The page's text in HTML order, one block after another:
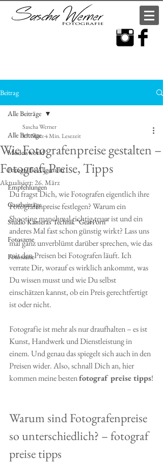
Beitrag
Alle Beiträge
Modelsworld
Fotografie Allgemein
Empfehlungen
Gastbeiträge
Studio Kameras Technik "GearPorn"
Fotoszene
Fotoszene
Alle Beiträge
Wie Fotografenpreise gestalten –
Fotograf, Preise, Tipps
Sascha Werner
17. März4 Min. Lesezeit
Aktualisiert:26. März
Du fragst Dich, wie Fotografen eigentlich ihre
Fotografenpreise festlegen? Warum ein
Shooting manchmal richtig teuer ist und ein
anderes Mal fast schon günstig wirkt? Lass uns
mal ganz unverblümt darüber sprechen, wie das
mit den Preisen bei Fotografen läuft. Ich
verrate Dir, worauf es wirklich ankommt, was
Du wissen musst und wie Du selbst
einschätzen kannst, ob ein Preis gerechtfertigt
ist oder nicht.
Fotografie ist mehr als nur draufhalten – es ist
Kunst, Handwerk und Dienstleistung in
einem. Und genau das spiegelt sich auch in den
Preisen wider. Also, schnall Dich an, hier
kommen meine besten fotograf preise tipps!
Warum sind Fotografenpreise
so unterschiedlich? – fotograf
preise tipps